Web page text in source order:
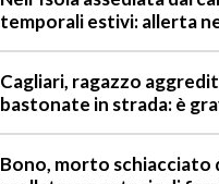
temporali estivi: allerta
Cagliari, ragazzo
bastonate in strada: è
Bono, morto schiacciato